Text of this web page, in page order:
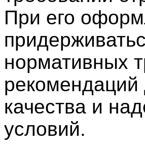
При его
нормативных
рекомендаций
качества и
условий.